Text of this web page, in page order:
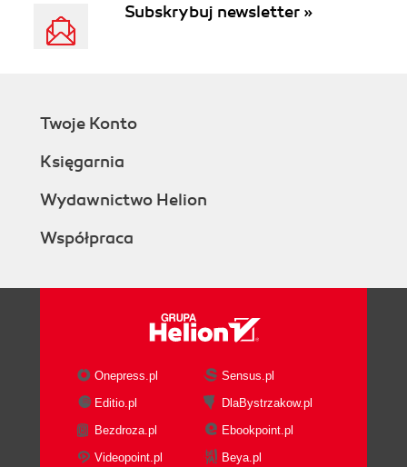
Subskrybuj newsletter »
Twoje Konto
Księgarnia
Wydawnictwo Helion
Współpraca
Onepress.pl
Sensus.pl
Editio.pl
DlaBystrzakow.pl
Bezdroza.pl
Ebookpoint.pl
Videopoint.pl
Beya.pl